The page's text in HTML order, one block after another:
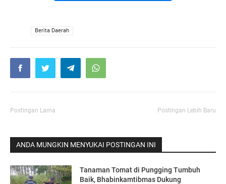
Berita Daerah
Postingan Lama Postingan Lebih Baru
ANDA MUNGKIN MENYUKAI POSTINGAN INI
Tanaman Tomat di Pungging Tumbuh
Baik, Bhabinkamtibmas Dukung